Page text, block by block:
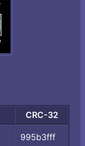
CRC-32
995b3fff